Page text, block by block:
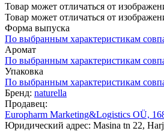
Товар может отличаться от
Товар может отличаться от
Форма выпуска
По выбранным характеристикам
Аромат
По выбранным характеристикам
Упаковка
По выбранным характеристикам
Бренд: naturella
Продавец:
Europharm Marketing&Logistics OÜ,
Юридический адрес: Masina tn 22,